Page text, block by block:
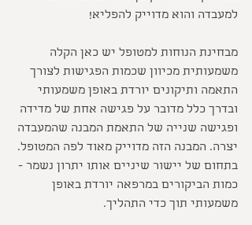
למעבדה והוא מדוייק להפליא!
מבחינת הנוחות למטופל יש כאן הקלה
משמעותית מכיוון שכמות הפגישות לצורך
התאמה ותיקונים יורדת באופן משמעותי
ובדרך כלל מדובר על פגישה אחת של מדידה
ופגישה שנייה של התאמת המבנה שהמעבדה
יצרה. המבנה הזה מדוייק מאוד לפה המטופל.
בתחום של יישור שיניים אותו יתרון נשמר -
כמות הביקורים במרפאה יורדת באופן
משמעותי תוך כדי התהליך.